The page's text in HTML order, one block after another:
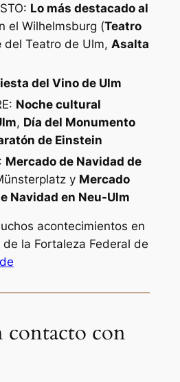
Lo más destacado al
el Wilhelmsburg (Teatro
del Teatro de Ulm, Asalta
del Vino de Ulm
Noche cultural
, Día del Monumento
de Einstein
Mercado de Navidad de
y Mercado
Navidad en Neu-Ulm
acontecimientos en
la Fortaleza Federal de
contacto con